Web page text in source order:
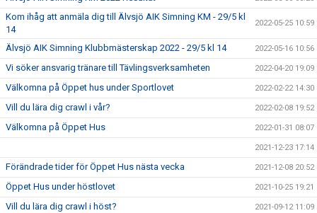
Kom ihåg att anmäla dig till Älvsjö AIK Simning KM - 29/5 kl
14
2022-05-25 10:59
Älvsjö AIK Simning Klubbmästerskap 2022 - 29/5 kl 14 2022-05-16 10:56
Vi söker ansvarig tränare till Tävlingsverksamheten 2022-04-20 19:09
Välkomna på Öppet hus under Sportlovet 2022-02-22 14:30
Vill du lära dig crawl i vår? 2022-02-08 19:52
Välkomna på Öppet Hus 2022-01-31 08:07
2021-12-23 17:14
Förändrade tider för Öppet Hus nästa vecka 2021-12-08 20:52
Öppet Hus under höstlovet 2021-10-25 19:21
Vill du lära dig crawl i höst? 2021-09-12 11:09